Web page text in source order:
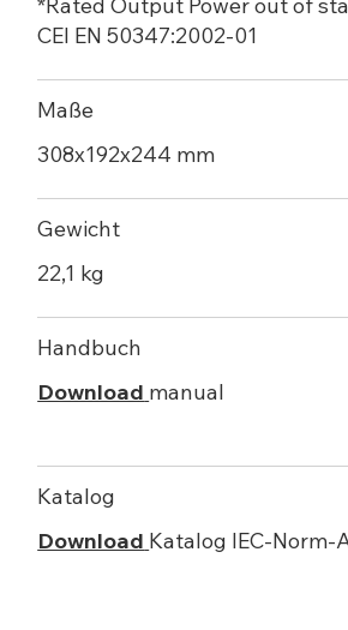
CEI EN 50347:2002-01
Maße
308х192x244 mm
Gewicht
22,1 kg
Handbuch
Download manual
Katalog
Download Katalog IEC-